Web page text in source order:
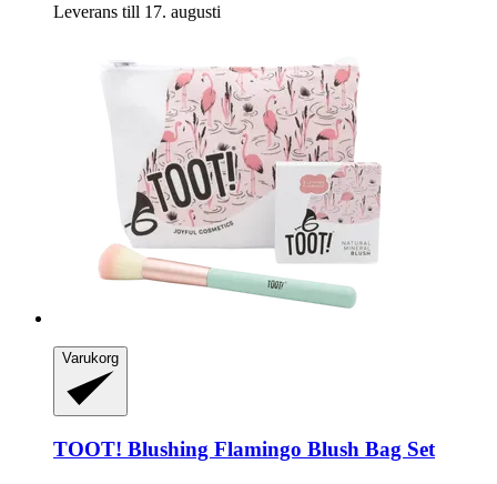
Leverans till 17. augusti
Varukorg
TOOT! Blushing Flamingo Blush Bag Set